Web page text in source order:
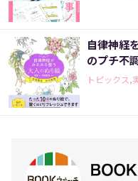
自律神経
のプチ不
トピックス,